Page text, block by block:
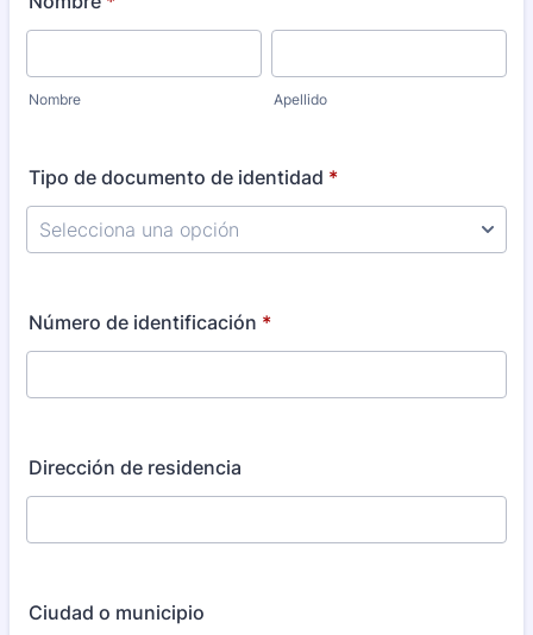
Nombre Apellido
Tipo de documento de identidad *
Número de identificación *
Dirección de residencia
Ciudad o municipio